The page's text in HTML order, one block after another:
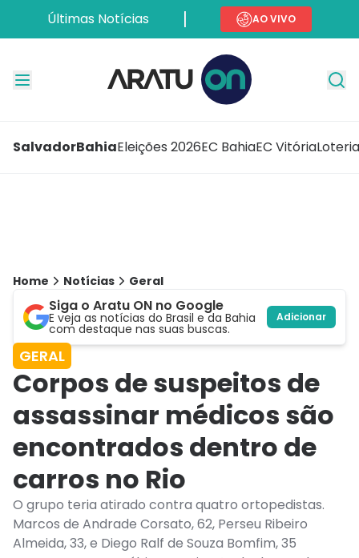
Últimas Notícias AO VIVO
SalvadorBahiaEleições 2026EC BahiaEC Vitória
Home Notícias Geral
Siga o Aratu ON no Google
E veja as notícias do Brasil e da Bahia
com destaque nas suas buscas.
Adicionar
GERAL
Corpos de suspeitos de
assassinar médicos são
encontrados dentro de
carros no Rio
O grupo teria atirado contra quatro ortopedistas.
Marcos de Andrade Corsato, 62, Perseu Ribeiro
Almeida, 33, e Diego Ralf de Souza Bomfim, 35